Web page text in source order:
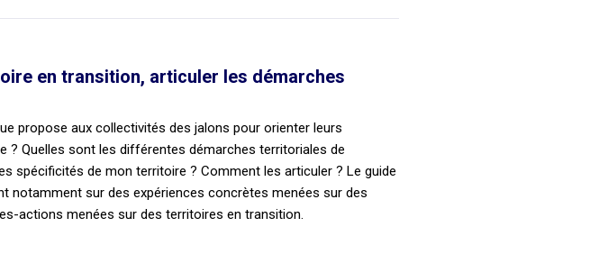
en transition, articuler les démarches
propose aux collectivités des jalons pour orienter leurs
? Quelles sont les différentes démarches territoriales de
spécificités de mon territoire ? Comment les articuler ? Le guide
notamment sur des expériences concrètes menées sur des
actions menées sur des territoires en transition.